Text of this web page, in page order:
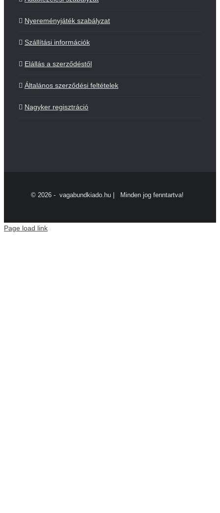
Nyereményjáték szabályzat
Szállítási információk
Elállás a szerződéstől
Általános szerződési feltételek
Nagyker regisztráció
© 2026 - vagabundkiado.hu | Minden jog fenntartva!
Page load link